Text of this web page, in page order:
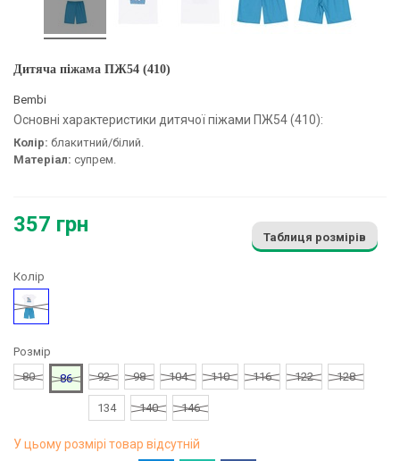
Дитяча піжама ПЖ54 (410)
Bembi
Основні характеристики дитячої піжами ПЖ54 (410):
Колір: блакитний/білий.
Матеріал: супрем.
357 грн
Таблиця розмірів
Колір
Блакитний
Розмір
80
86 92 98 104 110 116 122 128
134 140 146
У цьому розмірі товар відсутній